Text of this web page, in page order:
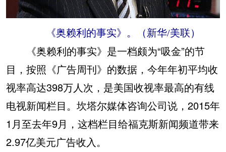
《奥赖利的事实》。（新华/美联）
《奥赖利的事实》是一档颇为“吸金”的节
目，按照《广告周刊》的数据，今年年初平均收
视率高达398万人次，是美国收视率最高的有线
电视新闻栏目。坎塔尔媒体咨询公司说，2015年
1月至去年9月，这档栏目给福克斯新闻频道带来
2.97亿美元广告收入。